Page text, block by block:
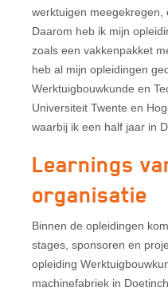
werktuigen meegekregen,
Daarom heb ik mijn
zoals een vakkenpakket
heb al mijn opleidingen
Werktuigbouwkunde en
Universiteit Twente en
waarbij ik een half jaar in
Learnings
organisatie
Binnen de opleidingen
stages, sponsoren en
opleiding
machinefabriek in